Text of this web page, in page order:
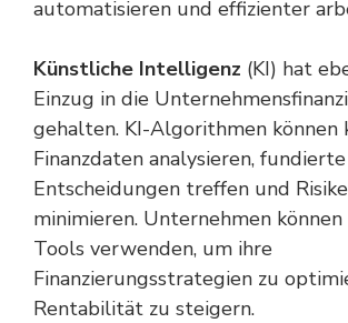
automatisieren und effizienter
Künstliche Intelligenz (KI) hat
Einzug in die
gehalten. KI-Algorithmen können
Finanzdaten analysieren, fundierte
Entscheidungen treffen und
minimieren. Unternehmen
Tools verwenden, um ihre
Finanzierungsstrategien zu
Rentabilität zu steigern.